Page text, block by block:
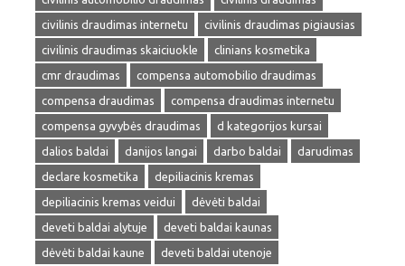
civilinis draudimas internetu
civilinis draudimas pigiausias
civilinis draudimas skaiciuokle
clinians kosmetika
cmr draudimas
compensa automobilio draudimas
compensa draudimas
compensa draudimas internetu
compensa gyvybės draudimas
d kategorijos kursai
dalios baldai
danijos langai darbo baldai
darudimas
declare kosmetika
depiliacinis kremas
depiliacinis kremas veidui
dėvėti baldai
deveti baldai alytuje
deveti baldai kaunas
dėvėti baldai kaune
deveti baldai utenoje